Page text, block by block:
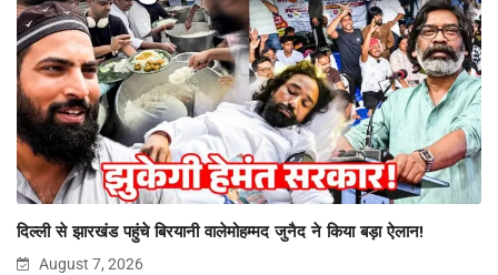
दिल्ली से झारखंड पहुंचे बिरयानी वालेमोहम्मद जुनैद ने किया बड़ा ऐलान!
August 7, 2026